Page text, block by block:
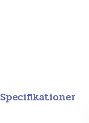
Specifikationer